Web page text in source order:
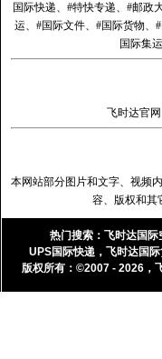
国际快递、#特快专递、#邮政
运、#国际文件、#国际货物、
国际集
飞时达官网
本网站部分图片和文字、视频
容、版权和其
热门搜索： 飞时达国际
UPS国际快递 ， 飞时达国
版权所有：©2007 - 2026，